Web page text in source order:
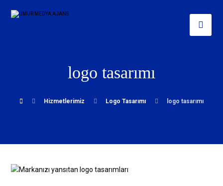
logo tasarımı
Hizmetlerimiz Logo Tasarımı logo tasarımı